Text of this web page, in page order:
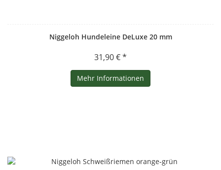
Niggeloh Hundeleine DeLuxe 20 mm
31,90 € *
Mehr Informationen